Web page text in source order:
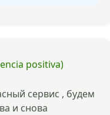
positiva)
сервис , будем
и снова